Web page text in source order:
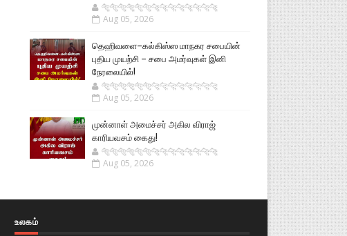
🐅🐅🐅🐅🐅🐅🐆🐆🐆🐆🐆🐆🐆🐆
Aug 05, 2026
தெஹிவளை–கல்கிஸ்ஸ மாநகர சபையின்
புதிய முயற்சி – சபை அமர்வுகள் இனி
நேரலையில்!
🐅🐅🐅🐅🐅🐅🐆🐆🐆🐆🐆🐆🐆🐆
Aug 05, 2026
முன்னாள் அமைச்சர் அகில விராஜ்
காரியவசம் கைது!
🐅🐅🐅🐅🐅🐅🐆🐆🐆🐆🐆🐆🐆🐆
Aug 05, 2026
உலகம்